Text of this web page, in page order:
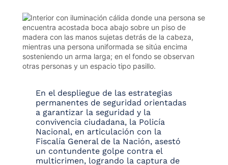
En el despliegue de las estrategias
permanentes de seguridad orientadas
a garantizar la seguridad y la
convivencia ciudadana, la Policía
Nacional, en articulación con la
Fiscalía General de la Nación, asestó
un contundente golpe contra el
multicrimen, logrando la captura de